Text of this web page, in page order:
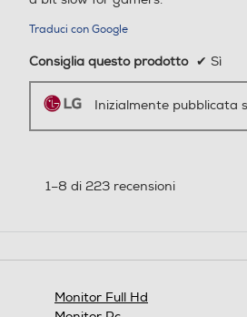
*Immagini simulate per
dall’uso effettivo.
Traduci con Google
Consiglia questo prodotto ✔ Sì
Inizialmente pubblicata
1–8 di 223 recensioni
Monitor Full Hd